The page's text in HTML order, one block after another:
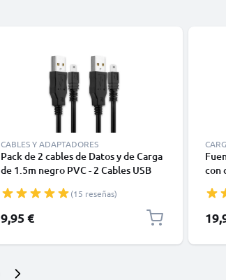
CABLES Y ADAPTADORES
Pack de 2 cables de Datos y de Carga
de 1.5m negro PVC - 2 Cables USB
carga cámaras de fotos Sony DSC-
H300 DSC-H400 DSC-W800 DSC-
W810 DSC-W830, DSLR-A900
(15 reseñas)
9,95 €
con
-H9